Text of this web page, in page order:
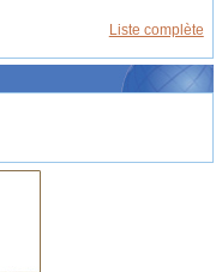
Liste complète